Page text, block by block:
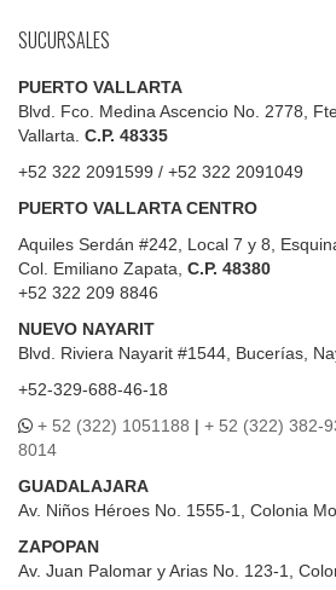
SUCURSALES
PUERTO VALLARTA
Blvd. Fco. Medina Ascencio No. 2778,
Vallarta. C.P. 48335
+52 322 2091599 / +52 322 2091049
PUERTO VALLARTA CENTRO
Aquiles Serdán #242, Local 7 y 8,
Col. Emiliano Zapata, C.P. 48380
+52 322 209 8846
NUEVO NAYARIT
Blvd. Riviera Nayarit #1544, Bucerías,
+52-329-688-46-18
+ 52 (322) 1051188 | + 52 (322) 382-
8014
GUADALAJARA
Av. Niños Héroes No. 1555-1, Colonia
ZAPOPAN
Av. Juan Palomar y Arias No. 123-1,